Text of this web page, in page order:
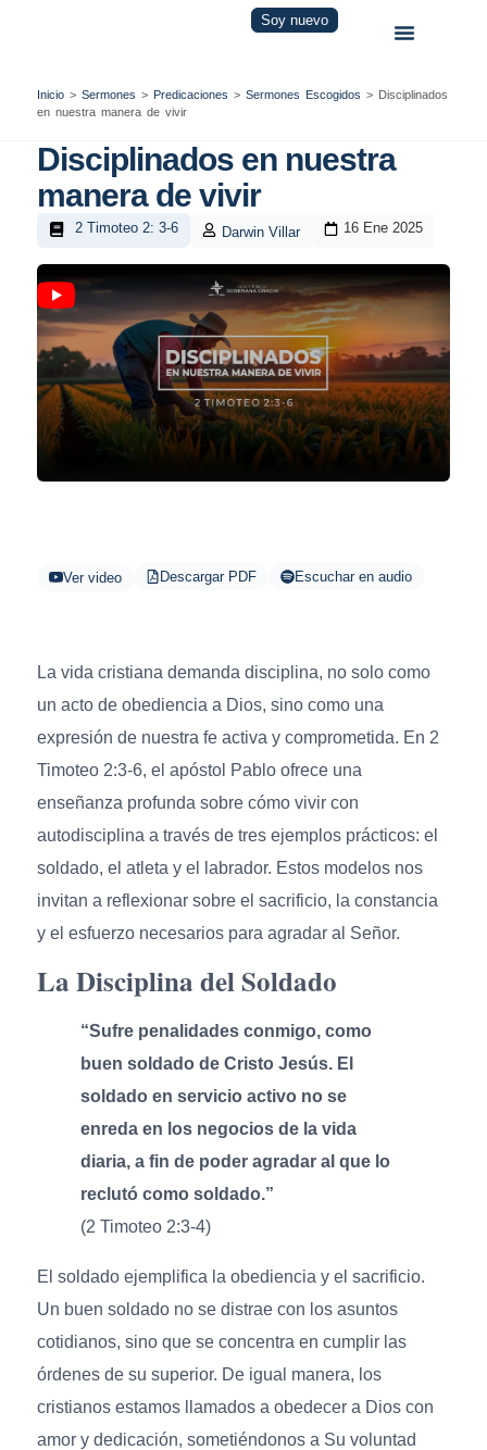
Soy nuevo
Inicio> Sermones > Predicaciones > Sermones Escogidos > Disciplinados
en nuestra manera de vivir
Disciplinados en nuestra
manera de vivir
2 Timoteo 2: 3-6 Darwin Villar 16 Ene 2025
Ver video Descargar PDF Escuchar en audio
La vida cristiana demanda disciplina, no solo como
un acto de obediencia a Dios, sino como una
expresión de nuestra fe activa y comprometida. En 2
Timoteo 2:3-6, el apóstol Pablo ofrece una
enseñanza profunda sobre cómo vivir con
autodisciplina a través de tres ejemplos prácticos: el
soldado, el atleta y el labrador. Estos modelos nos
invitan a reflexionar sobre el sacrificio, la constancia
y el esfuerzo necesarios para agradar al Señor.
La Disciplina del Soldado
“Sufre penalidades conmigo, como
buen soldado de Cristo Jesús. El
soldado en servicio activo no se
enreda en los negocios de la vida
diaria, a fin de poder agradar al que lo
reclutó como soldado.”
(2 Timoteo 2:3-4)
El soldado ejemplifica la obediencia y el sacrificio.
Un buen soldado no se distrae con los asuntos
cotidianos, sino que se concentra en cumplir las
órdenes de su superior. De igual manera, los
cristianos estamos llamados a obedecer a Dios con
amor y dedicación, sometiéndonos a Su voluntad